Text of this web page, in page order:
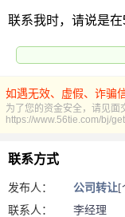
联系我时，请说是在
如遇无效、虚假、诈骗
为了您的资金安全，请见面
https://www.56tie.com/bj/
联系方式
发布人： 公司转让[
联系人：
李经理